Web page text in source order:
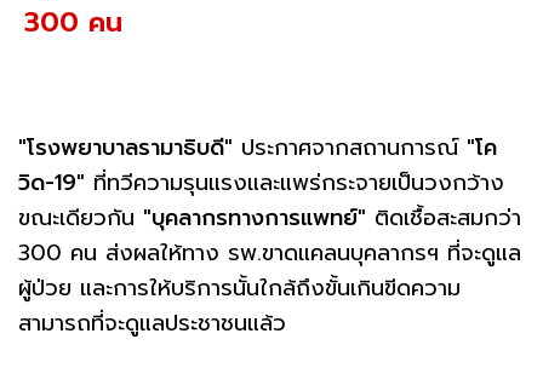
300 คน
"โรงพยาบาลรามาธิบดี" ประกาศจากสถานการณ์ "โค
วิด-19" ที่ทวีความรุนแรงและแพร่กระจายเป็นวงกว้าง
ขณะเดียวกัน "บุคลากรทางการแพทย์" ติดเชื้อสะสมกว่า
300 คน ส่งผลให้ทาง รพ.ขาดแคลนบุคลากรฯ ที่จะดูแล
ผู้ป่วย และการให้บริการนั้นใกล้ถึงขั้นเกินขีดความ
สามารถที่จะดูแลประชาชนแล้ว